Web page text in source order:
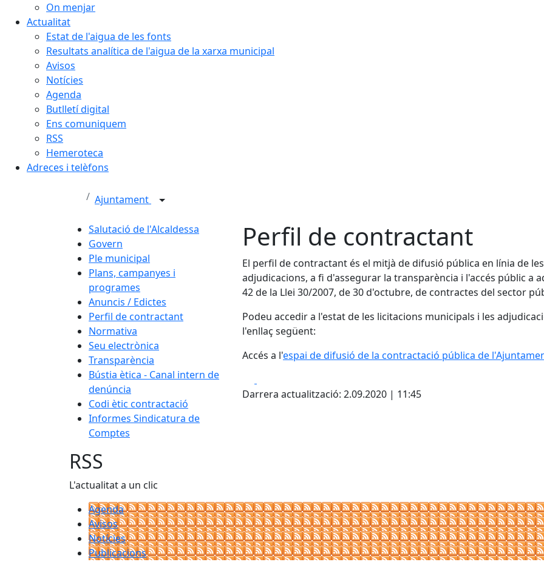
On menjar
Actualitat
Estat de l'aigua de les fonts
Resultats analítica de l'aigua de la xarxa municipal
Avisos
Notícies
Agenda
Butlletí digital
Ens comuniquem
RSS
Hemeroteca
Adreces i telèfons
Ajuntament
Salutació de l'Alcaldessa
Govern
Ple municipal
Plans, campanyes i
programes
Anuncis / Edictes
Perfil de contractant
Normativa
Seu electrònica
Transparència
Bústia ètica - Canal intern de
denúncia
Codi ètic contractació
Informes Sindicatura de
Comptes
Perfil de contractant
El perfil de contractant és el mitjà de difusió pública en línia de
adjudicacions, a fi d'assegurar la transparència i l'accés públic a
42 de la Llei 30/2007, de 30 d'octubre, de contractes del sector
Podeu accedir a l'estat de les licitacions municipals i les
l'enllaç següent:
Accés a l'espai de difusió de la contractació pública de
Darrera actualització: 2.09.2020 | 11:45
RSS
L'actualitat a un clic
Agenda
Avisos
Notícies
Publicacions